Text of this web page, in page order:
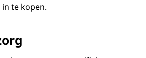
te kopen.